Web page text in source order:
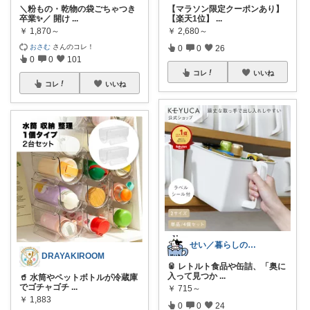
＼粉もの・乾物の袋ごちゃつき
卒業✨／ 開け ...
￥ 1,870～
おさむ さんのコレ！
0 0 101
コレ いいね
DRAYAKIROOM
🥤 水筒やペットボトルが冷蔵庫
でゴチャゴチ ...
￥ 1,883
【マラソン限定クーポンあり】
【楽天1位】 ...
￥ 2,680～
0 0 26
コレ いいね
せい／暮らしのプチストレス改善探索者
🥫 レトルト食品や缶詰、「奥に
入って見つか ...
￥ 715～
0 0 24